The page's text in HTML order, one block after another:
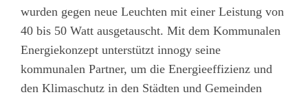
wurden gegen neue Leuchten mit einer Leistung von
40 bis 50 Watt ausgetauscht. Mit dem Kommunalen
Energiekonzept unterstützt innogy seine
kommunalen Partner, um die Energieeffizienz und
den Klimaschutz in den Städten und Gemeinden